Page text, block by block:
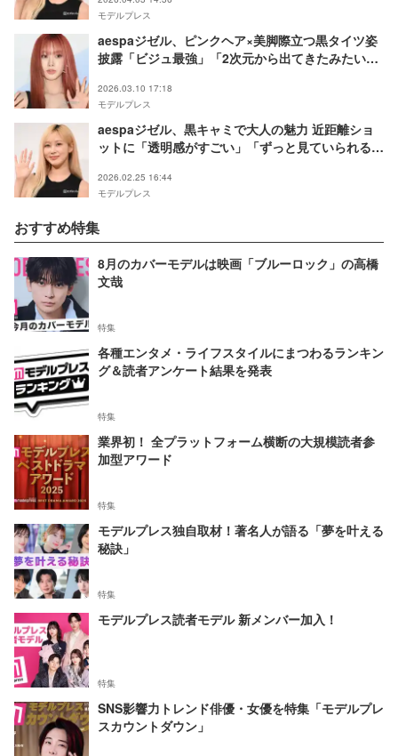
モデルプレス
aespaジゼル、ピンクヘア×美脚際立つ黒タイツ姿
披露「ビジュ最強」「2次元から出てきたみたい」
2026.03.10 17:18
モデルプレス
aespaジゼル、黒キャミで大人の魅力 近距離ショ
ットに「透明感がすごい」「ずっと見ていられる」
2026.02.25 16:44
モデルプレス
おすすめ特集
8月のカバーモデルは映画「ブルーロック」の高橋
文哉
特集
各種エンタメ・ライフスタイルにまつわるランキン
グ＆読者アンケート結果を発表
特集
業界初！ 全プラットフォーム横断の大規模読者参
加型アワード
特集
モデルプレス独自取材！著名人が語る「夢を叶える
秘訣」
特集
モデルプレス読者モデル 新メンバー加入！
特集
SNS影響力トレンド俳優・女優を特集「モデルプレ
スカウントダウン」